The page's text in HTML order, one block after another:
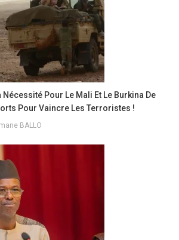
Pour Le Mali Et Le Burkina De
Pour Vaincre Les Terroristes !
BALLO